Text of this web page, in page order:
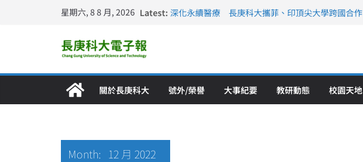
星期六, 8 8 月, 2026 Latest: 深化永續醫療 長庚科大攜菲、印頂尖大學跨國合作
關於長庚科大 號外/榮譽 大事紀要 教研動態 校園天地
Month: 12 月 2022